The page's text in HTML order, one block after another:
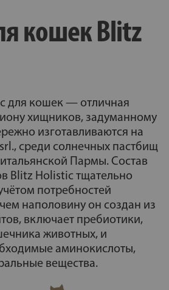
кошек Blitz
для кошек — отличная
хищников, задуманному
изготавливаются на
среди солнечных пастбищ
Пармы. Состав
Blitz Holistic тщательно
потребностей
наполовину он создан из
включает пребиотики,
животных, и
аминокислоты,
вещества.